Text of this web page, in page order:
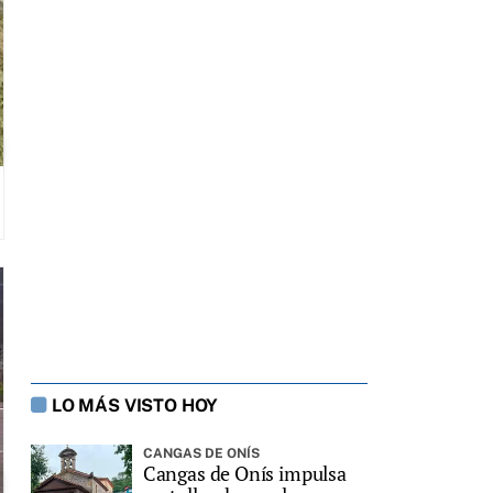
LO MÁS VISTO HOY
CANGAS DE ONÍS
Cangas de Onís impulsa